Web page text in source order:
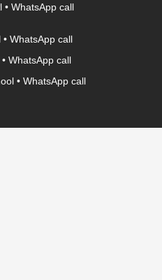
• WhatsApp call
• WhatsApp call
• WhatsApp call
• WhatsApp call